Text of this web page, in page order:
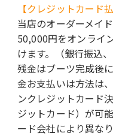
【クレジットカード払
当店のオーダーメイ
50,000円をオンライ
けます。（銀行振込
残金はブーツ完成後
金お支払いは方法は
ンクレジットカード
ジットカード）が可
ード会社により異なり